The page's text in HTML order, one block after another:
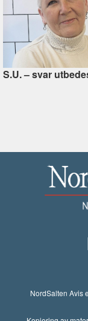
S.U. –⁠ svar
NordSalten Avis